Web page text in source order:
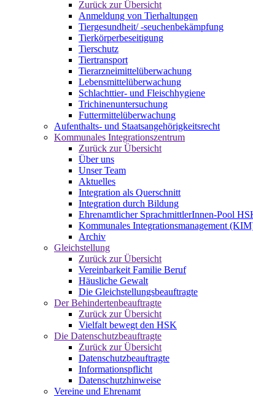
Zurück zur Übersicht
Anmeldung von Tierhaltungen
Tiergesundheit/ -seuchenbekämpfung
Tierkörperbeseitigung
Tierschutz
Tiertransport
Tierarzneimittelüberwachung
Lebensmittelüberwachung
Schlachttier- und Fleischhygiene
Trichinenuntersuchung
Futtermittelüberwachung
Aufenthalts- und Staatsangehörigkeitsrecht
Kommunales Integrationszentrum
Zurück zur Übersicht
Über uns
Unser Team
Aktuelles
Integration als Querschnitt
Integration durch Bildung
Ehrenamtlicher SprachmittlerInnen-Pool
Kommunales Integrationsmanagement
Archiv
Gleichstellung
Zurück zur Übersicht
Vereinbarkeit Familie Beruf
Häusliche Gewalt
Die Gleichstellungsbeauftragte
Der Behindertenbeauftragte
Zurück zur Übersicht
Vielfalt bewegt den HSK
Die Datenschutzbeauftragte
Zurück zur Übersicht
Datenschutzbeauftragte
Informationspflicht
Datenschutzhinweise
Vereine und Ehrenamt